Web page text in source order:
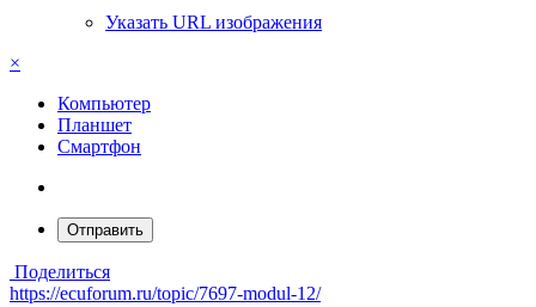
Указать URL изображения
×
Компьютер
Планшет
Смартфон
Отправить
Поделиться
https://ecuforum.ru/topic/7697-modul-12/